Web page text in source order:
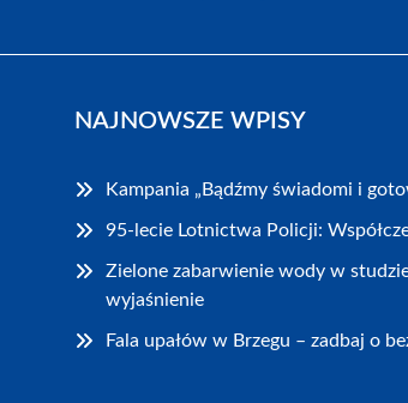
NAJNOWSZE WPISY
Kampania „Bądźmy świadomi i
95-lecie Lotnictwa Policji:
Zielone zabarwienie wody w
wyjaśnienie
Fala upałów w Brzegu – zadbaj o